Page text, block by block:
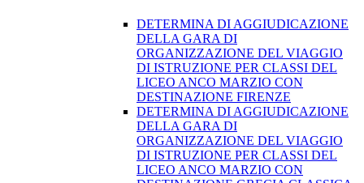
DETERMINA DI AGGIUDICAZIONE
DELLA GARA DI
ORGANIZZAZIONE DEL VIAGGIO
DI ISTRUZIONE PER CLASSI DEL
LICEO ANCO MARZIO CON
DESTINAZIONE FIRENZE
DETERMINA DI AGGIUDICAZIONE
DELLA GARA DI
ORGANIZZAZIONE DEL VIAGGIO
DI ISTRUZIONE PER CLASSI DEL
LICEO ANCO MARZIO CON